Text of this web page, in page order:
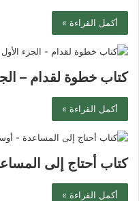
أكمل القراءة »
كتاب خطوة لقدام –
أكمل القراءة »
كتاب أحتاج إلى
أكمل القراءة »